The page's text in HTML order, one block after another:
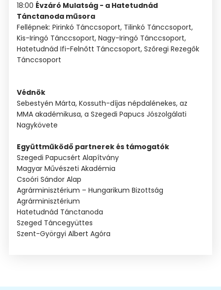
18:00 Évzáró Mulatság - a Hatetudnád
Tánctanoda műsora
Fellépnek: Pirinkó Tánccsoport, Tilinkó Tánccsoport,
Kis-Iringó Tánccsoport, Nagy-Iringó Tánccsoport,
Hatetudnád Ifi-Felnőtt Tánccsoport, Szőregi Rezegők
Tánccsoport
Védnök
Sebestyén Márta, Kossuth-díjas népdalénekes, az
MMA akadémikusa, a Szegedi Papucs Jószolgálati
Nagykövete
Együttműködő partnerek és támogatók
Szegedi Papucsért Alapítvány
Magyar Művészeti Akadémia
Csoóri Sándor Alap
Agrárminisztérium – Hungarikum Bizottság
Agrárminisztérium
Hatetudnád Tánctanoda
Szeged Táncegyüttes
Szent-Györgyi Albert Agóra